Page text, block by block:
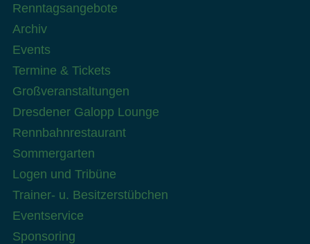
Renntagsangebote
Archiv
Events
Termine & Tickets
Großveranstaltungen
Dresdener Galopp Lounge
Rennbahnrestaurant
Sommergarten
Logen und Tribüne
Trainer- u. Besitzerstübchen
Eventservice
Sponsoring